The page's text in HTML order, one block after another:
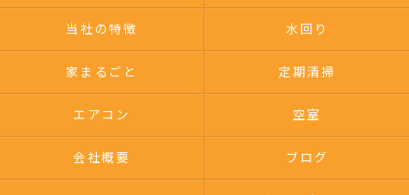
当社の特徴 水回り
家まるごと 定期清掃
エアコン 空室
会社概要 ブログ